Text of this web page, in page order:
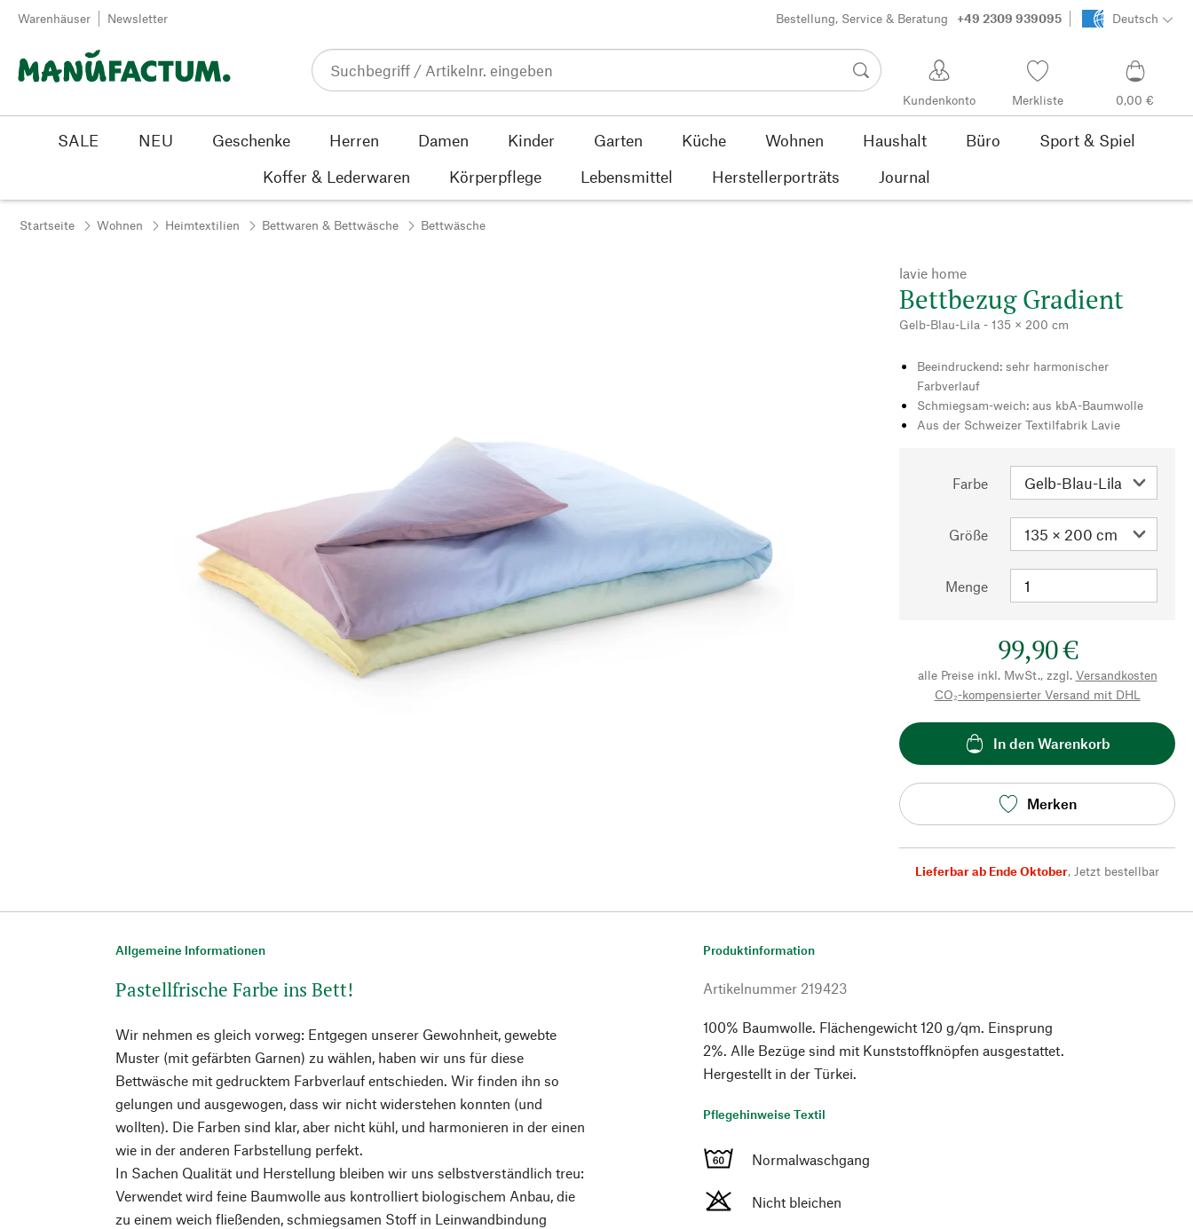
Zum Inhalt springen
Warenhäuser Newsletter Bestellung, Service & Beratung +49 2309 939095 Deutsch
Kundenkonto Merkliste 0,00 €
SALE NEU Geschenke Herren Damen Kinder Garten Küche Wohnen Haushalt Büro
Sport & Spiel
Koffer & Lederwaren
Körperpflege Lebensmittel Herstellerporträts Journal
Startseite Wohnen Heimtextilien Bettwaren & Bettwäsche Bettwäsche
lavie home
Bettbezug Gradient
Gelb-Blau-Lila - 135 × 200 cm
Beeindruckend: sehr harmonischer
Farbverlauf
Schmiegsam-weich: aus kbA-Baumwolle
Aus der Schweizer Textilfabrik Lavie
Farbe
Größe
Menge
99,90 €
alle Preise inkl. MwSt., zzgl. Versandkosten
CO₂-kompensierter Versand mit DHL
In den Warenkorb
Merken
Lieferbar ab Ende Oktober, Jetzt bestellbar
Allgemeine Informationen
Pastellfrische Farbe ins Bett!
Wir nehmen es gleich vorweg: Entgegen unserer Gewohnheit, gewebte
Muster (mit gefärbten Garnen) zu wählen, haben wir uns für diese
Bettwäsche mit gedrucktem Farbverlauf entschieden. Wir finden ihn so
gelungen und ausgewogen, dass wir nicht widerstehen konnten (und
wollten). Die Farben sind klar, aber nicht kühl, und harmonieren in der einen
wie in der anderen Farbstellung perfekt.
In Sachen Qualität und Herstellung bleiben wir uns selbstverständlich treu:
Verwendet wird feine Baumwolle aus kontrolliert biologischem Anbau, die
zu einem weich fließenden, schmiegsamen Stoff in Leinwandbindung
Produktinformation
Artikelnummer 219423
100% Baumwolle. Flächengewicht 120 g/qm. Einsprung
2%. Alle Bezüge sind mit Kunststoffknöpfen ausgestattet.
Hergestellt in der Türkei.
Pflegehinweise Textil
Normalwaschgang
Nicht bleichen